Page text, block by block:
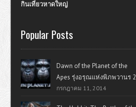
กินเที่ยวหาดใหญ่
Popular Posts
Dawn of the Planet of the
Apes รุ่งอรุณแห่งพิภพวานร 2
กรกฎาคม 11, 2014